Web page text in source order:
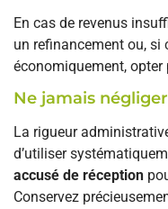
En cas de revenus
un refinancement ou, si
économiquement, opter
Ne jamais
La rigueur
d’utiliser
accusé de réception
Conservez